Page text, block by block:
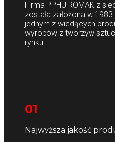
Firma PPHU ROMAK z
została założona w
jednym z wiodących
wyrobów z tworzyw
rynku.
01
Najwyższa jakość